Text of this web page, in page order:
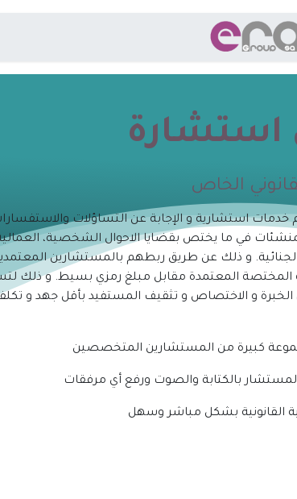
استشارة
الخاص
خدمات استشارية و الإجابة عن التساؤلات
المنشئات في ما يختص بقضايا الاحوال الشخصية،
و الجنائية. و ذلك عن طريق ربطهم بالمستشارين
المختصة المعتمدة مقابل مبلغ رمزي بسيط. و ذلك
و الاختصاص و تثقيف المستفيد بأقل جهد و
كبيرة من المستشارين المتخصصين
المستشار بالكتابة والصوت ورفع أي مرفقات
القانونية بشكل مباشر وسهل